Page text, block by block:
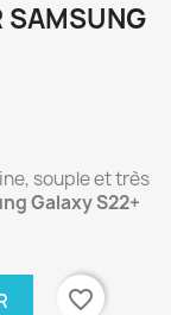
SAMSUNG
souple et très
Galaxy S22+
favorite_border